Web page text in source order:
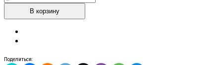
Поделиться: